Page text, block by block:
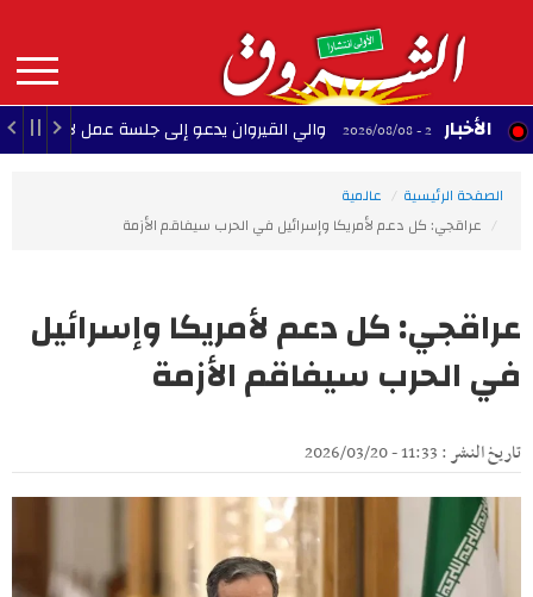
contenu
principal
MAIN
NAVIGATION الأخبار22:35 - 2026/08/08 والي القيروان يدعو إلى جلسة عمل لإنقاذ الشبيبة
الصفحة الرئيسية
عالمية
عراقجي: كل دعم لأمريكا وإسرائيل في الحرب سيفاقم الأزمة
عراقجي: كل دعم لأمريكا وإسرائيل
في الحرب سيفاقم الأزمة
تاريخ النشر : 11:33 - 2026/03/20